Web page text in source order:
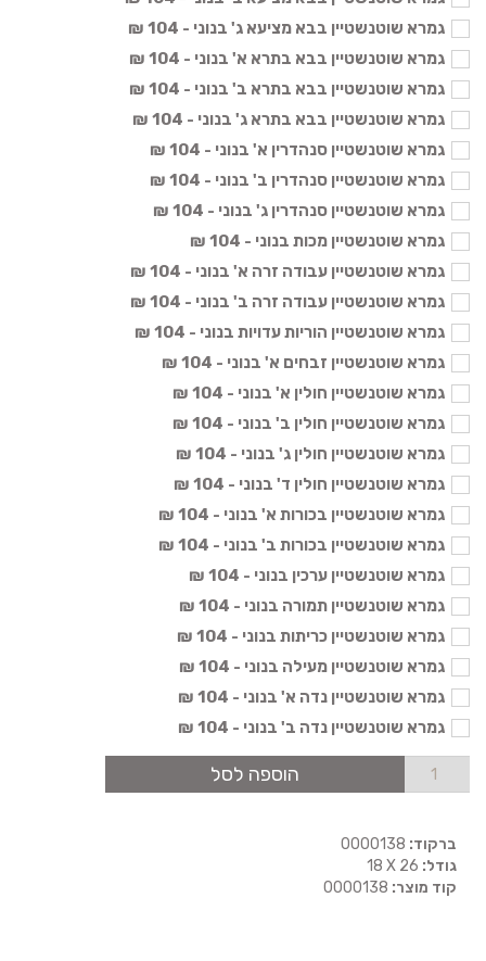
גמרא שוטנשטיין בבא מציעא ג' בנוני - 104 ₪
גמרא שוטנשטיין בבא בתרא א' בנוני - 104 ₪
גמרא שוטנשטיין בבא בתרא ב' בנוני - 104 ₪
גמרא שוטנשטיין בבא בתרא ג' בנוני - 104 ₪
גמרא שוטנשטיין סנהדרין א' בנוני - 104 ₪
גמרא שוטנשטיין סנהדרין ב' בנוני - 104 ₪
גמרא שוטנשטיין סנהדרין ג' בנוני - 104 ₪
גמרא שוטנשטיין מכות בנוני - 104 ₪
גמרא שוטנשטיין עבודה זרה א' בנוני - 104 ₪
גמרא שוטנשטיין עבודה זרה ב' בנוני - 104 ₪
גמרא שוטנשטיין הוריות עדויות בנוני - 104 ₪
גמרא שוטנשטיין זבחים א' בנוני - 104 ₪
גמרא שוטנשטיין חולין א' בנוני - 104 ₪
גמרא שוטנשטיין חולין ב' בנוני - 104 ₪
גמרא שוטנשטיין חולין ג' בנוני - 104 ₪
גמרא שוטנשטיין חולין ד' בנוני - 104 ₪
גמרא שוטנשטיין בכורות א' בנוני - 104 ₪
גמרא שוטנשטיין בכורות ב' בנוני - 104 ₪
גמרא שוטנשטיין ערכין בנוני - 104 ₪
גמרא שוטנשטיין תמורה בנוני - 104 ₪
גמרא שוטנשטיין כריתות בנוני - 104 ₪
גמרא שוטנשטיין מעילה בנוני - 104 ₪
גמרא שוטנשטיין נדה א' בנוני - 104 ₪
גמרא שוטנשטיין נדה ב' בנוני - 104 ₪
הוספה לסל
ברקוד:
גודל: 18 X 26
קוד מוצר: